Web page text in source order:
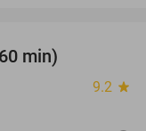
min)
9.2 star